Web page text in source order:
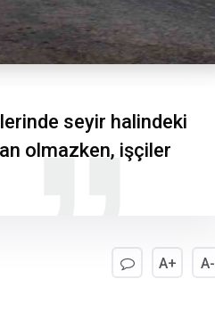
seyir halindeki
olmazken, işçiler
A+ A-